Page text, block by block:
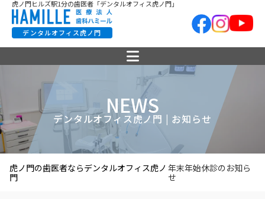
虎ノ門ヒルズ駅1分の歯医者「デンタルオフィス虎ノ門」
デンタルオフィス虎ノ門
NEWS
デンタルオフィス虎ノ門 | お知らせ
虎ノ門の歯医者ならデンタルオフィス虎ノ
門
年末年始休診のお知ら
せ